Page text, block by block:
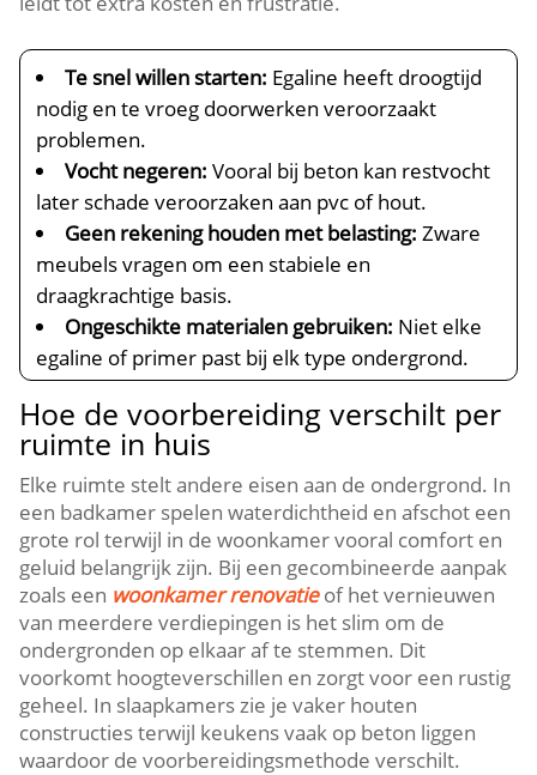
Te snel willen starten: Egaline heeft droogtijd
nodig en te vroeg doorwerken veroorzaakt
problemen.​
Vocht negeren: Vooral bij beton kan restvocht
later schade veroorzaken aan pvc of hout.​
Geen rekening houden met belasting: Zware
meubels vragen om een stabiele en
draagkrachtige basis.​
Ongeschikte materialen gebruiken: Niet elke
egaline of primer past bij elk type ondergrond.​
Hoe de voorbereiding verschilt per
ruimte in huis
Elke ruimte stelt andere eisen aan de ondergrond.​ In
een badkamer spelen waterdichtheid en afschot een
grote rol terwijl in de woonkamer vooral comfort en
geluid belangrijk zijn.​ Bij een gecombineerde aanpak
zoals een woonkamer renovatieof het vernieuwen
van meerdere verdiepingen is het slim om de
ondergronden op elkaar af te stemmen.​ Dit
voorkomt hoogteverschillen en zorgt voor een rustig
geheel.​ In slaapkamers zie je vaker houten
constructies terwijl keukens vaak op beton liggen
waardoor de voorbereidingsmethode verschilt.​